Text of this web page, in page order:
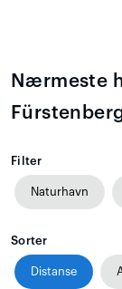
Nærmeste
Filter
Naturhavn
Sorter
Distanse